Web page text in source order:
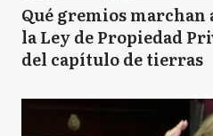
Qué gremios
la Ley de Propiedad
del capítulo de tierras